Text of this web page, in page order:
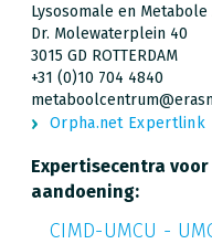
Lysosomale en
Dr. Molewaterplein 40
3015 GD ROTTERDAM
+31 (0)10 704 4840
Orpha.net Expertlink
Expertisecentra
aandoening:
CIMD-UMCU -